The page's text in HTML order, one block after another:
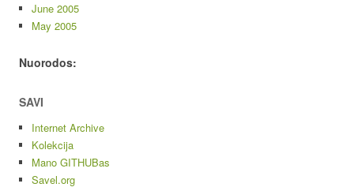
June 2005
May 2005
Nuorodos:
SAVI
Internet Archive
Kolekcija
Mano GITHUBas
Savel.org